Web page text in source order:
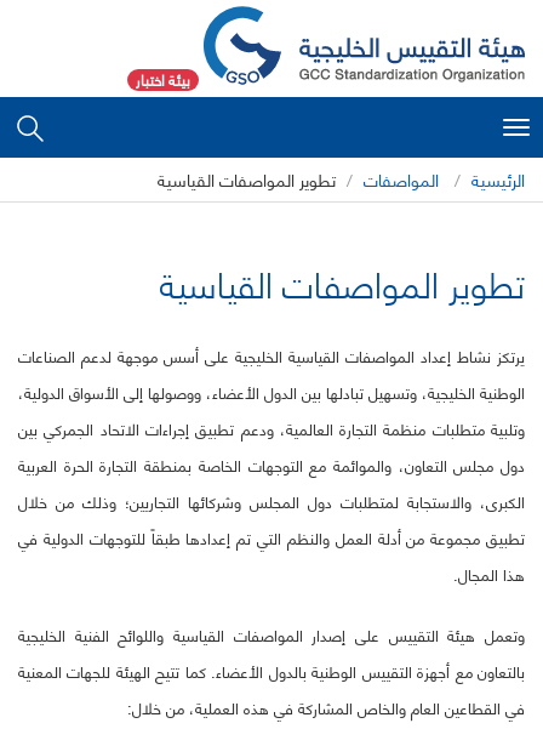
بيئة اختبار
Toggle
navigation
الرئيسية المواصفات تطوير المواصفات القياسية
تطوير المواصفات القياسية
يرتكز نشاط إعداد المواصفات القياسية الخليجية على أسس موجهة لدعم الصناعات
الوطنية الخليجية، وتسهيل تبادلها بين الدول الأعضاء، ووصولها إلى الأسواق الدولية،
وتلبية متطلبات منظمة التجارة العالمية، ودعم تطبيق إجراءات الاتحاد الجمركي بين
دول مجلس التعاون، والموائمة مع التوجهات الخاصة بمنطقة التجارة الحرة العربية
الكبرى، والاستجابة لمتطلبات دول المجلس وشركائها التجاريين؛ وذلك من خلال
تطبيق مجموعة من أدلة العمل والنظم التي تم إعدادها طبقاً للتوجهات الدولية في
هذا المجال.
وتعمل هيئة التقييس على إصدار المواصفات القياسية واللوائح الفنية الخليجية
بالتعاون مع أجهزة التقييس الوطنية بالدول الأعضاء. كما تتيح الهيئة للجهات المعنية
في القطاعين العام والخاص المشاركة في هذه العملية، من خلال: